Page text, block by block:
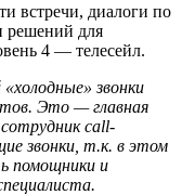
встречи, диалоги по
решений для
4 — телесейл.
звонки
Это — главная
call-
звонки, т.к. в этом
помощники и